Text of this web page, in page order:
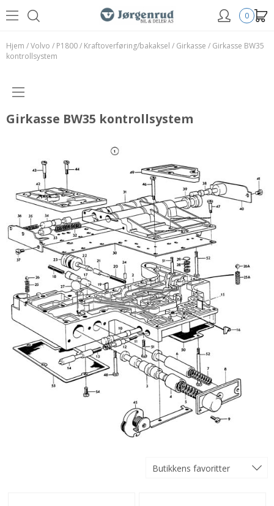
0
Hjem /Volvo / P1800/ Kraftoverføring/bakaksel / Girkasse / Girkasse BW35
kontrollsystem
Girkasse BW35 kontrollsystem
Butikkens favoritter